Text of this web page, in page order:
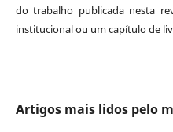
do trabalho publicada nesta
institucional ou um capítulo de
Artigos mais lidos pelo